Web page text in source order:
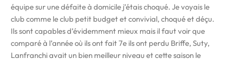
équipe sur une défaite à domicile j’étais choqué. Je voyais le
club comme le club petit budget et convivial, choqué et déçu.
Ils sont capables d’évidemment mieux mais il faut voir que
comparé à l’année où ils ont fait 7e ils ont perdu Briffe, Suty,
Lanfranchi avait un bien meilleur niveau et cette saison le